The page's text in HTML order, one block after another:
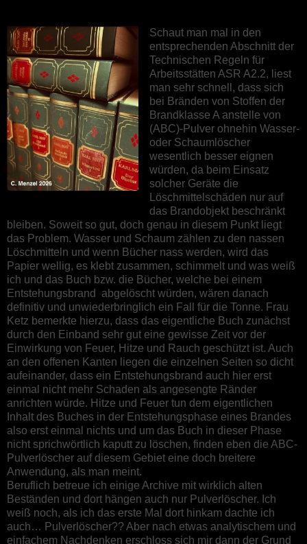
Schaut man mal in den
entsprechenden Abschnitt der
Technischen Regeln für
Arbeitsstätten ASR A2.2, liest
man sehr schnell, dass sich
bei Bränden von Stoffen der
Brandklasse A anstelle von
(ABC)-Pulver ohnehin Wasser-
oder Schaumlöscher
wesentlich besser eignen
würden, da beim Einsatz
solcher Geräte die
Löschmittelschäden nur auf
das Brandobjekt beschränkt
bleiben. Soweit so gut, doch genau in diesem Punkt liegt
das Problem. Wasser und Schaum zählen zu den nassen
Löschmitteln und wenn Bücher nass werden, wird das
Papier wellig, es klebt zusammen, schimmelt und was weiß
ich und das Buch bzw. die Bücher, welche bei einem
Entstehungsbrand abgelöscht würden, wären danach
definitiv und unwiederbringlich ein Fall für die Tonne. Frau
Ketz bemerkte hierzu, dass das eigentliche Buch zunächst
durch den Einband sehr gut eine gewisse Zeit vor der
Einwirkung von Feuer, Hitze und Rauch geschützt ist. Auch
an den offenen Kanten liegen die einzelnen Seiten so dicht
aufeinander, dass ein Entstehungsbrand auch hier erst
einmal nicht mehr Schaden als angesengte Ränder
anrichten würde. Hitze und Feuer tun dem eigentlichen
Inhalt des Buches in der Entstehungsphase eines Brandes
also erst einmal nichts und um das Buch in dieser Phase
nicht sprichwörtlich kaputt zu löschen, finden eben die ABC-
Pulverlöscher auf diesem Gebiet eine doch breitere
Anwendung, als man meint.
Beruflich betreue ich einige Archive mit wirklich alten
Beständen und dort hängen auch nur Pulverlöscher. Ich
weiß noch, als ich das erste Mal dort hinkam dachte ich
auch… Pulverlöscher?? Aber nach etwas analytischem und
einfachem Nachdenken erschloss sich mir dann der Grund